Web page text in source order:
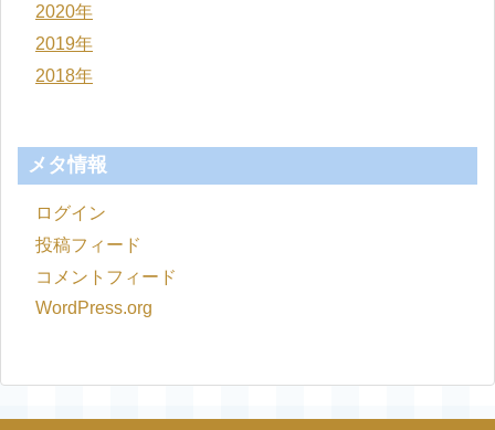
2020年
2019年
2018年
メタ情報
ログイン
投稿フィード
コメントフィード
WordPress.org